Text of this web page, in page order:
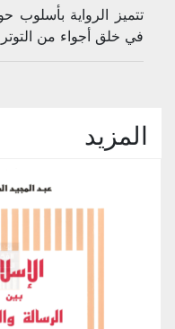
تتميز الرواية
في خلق أجواء من
المزيد